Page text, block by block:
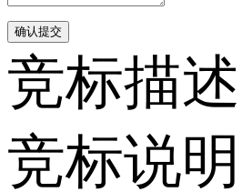
确认提交
竞标描述
竞标说明